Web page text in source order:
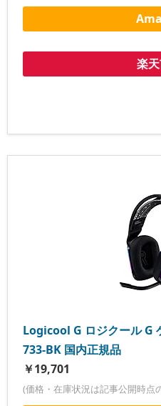
楽
Logicool G ロジクール G
733-BK 国内正規品
￥19,701
(価格・在庫状況は記事公開時点